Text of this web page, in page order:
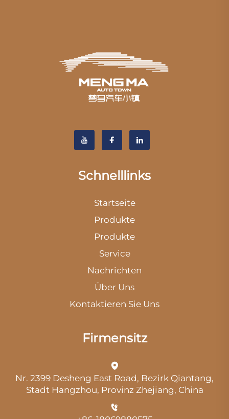
Schnelllinks
Startseite
Produkte
Produkte
Service
Nachrichten
Über Uns
Kontaktieren Sie Uns
Firmensitz
Nr. 2399 Desheng East Road, Bezirk Qiantang,
Stadt Hangzhou, Provinz Zhejiang, China